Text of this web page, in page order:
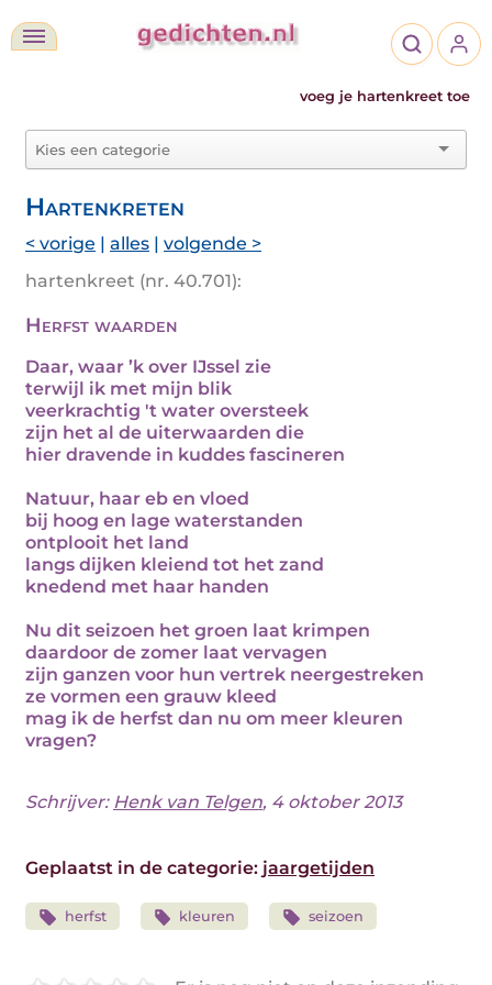
voeg je hartenkreet toe
Hartenkreten
< vorige | alles | volgende >
hartenkreet (nr. 40.701):
Herfst waarden
Daar, waar ’k over IJssel zie
terwijl ik met mijn blik
veerkrachtig 't water oversteek
zijn het al de uiterwaarden die
hier dravende in kuddes fascineren
Natuur, haar eb en vloed
bij hoog en lage waterstanden
ontplooit het land
langs dijken kleiend tot het zand
knedend met haar handen
Nu dit seizoen het groen laat krimpen
daardoor de zomer laat vervagen
zijn ganzen voor hun vertrek neergestreken
ze vormen een grauw kleed
mag ik de herfst dan nu om meer kleuren
vragen?
Schrijver: Henk van Telgen, 4 oktober 2013
Geplaatst in de categorie: jaargetijden
herfst kleuren seizoen